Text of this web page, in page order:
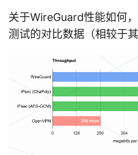
关于WireGuard性能如何
测试的对比数据（相较于